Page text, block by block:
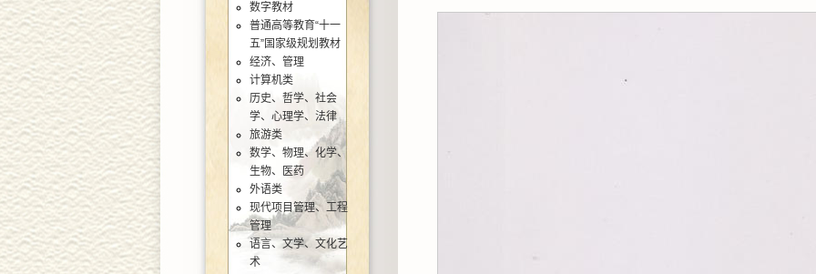
数字教材
普通高等教育“十一
五”国家级规划教材
经济、管理
计算机类
历史、哲学、社会
学、心理学、法律
旅游类
数学、物理、化学、
生物、医药
外语类
现代项目管理、工程
管理
语言、文学、文化艺
术